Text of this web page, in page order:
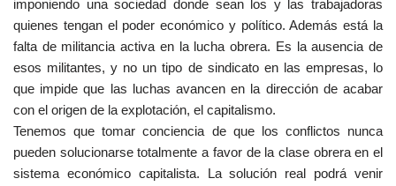
imponiendo una sociedad donde sean los y las trabajadoras
quienes tengan el poder económico y político. Además está la
falta de militancia activa en la lucha obrera. Es la ausencia de
esos militantes, y no un tipo de sindicato en las empresas, lo
que impide que las luchas avancen en la dirección de acabar
con el origen de la explotación, el capitalismo.
Tenemos que tomar conciencia de que los conflictos nunca
pueden solucionarse totalmente a favor de la clase obrera en el
sistema económico capitalista. La solución real podrá venir